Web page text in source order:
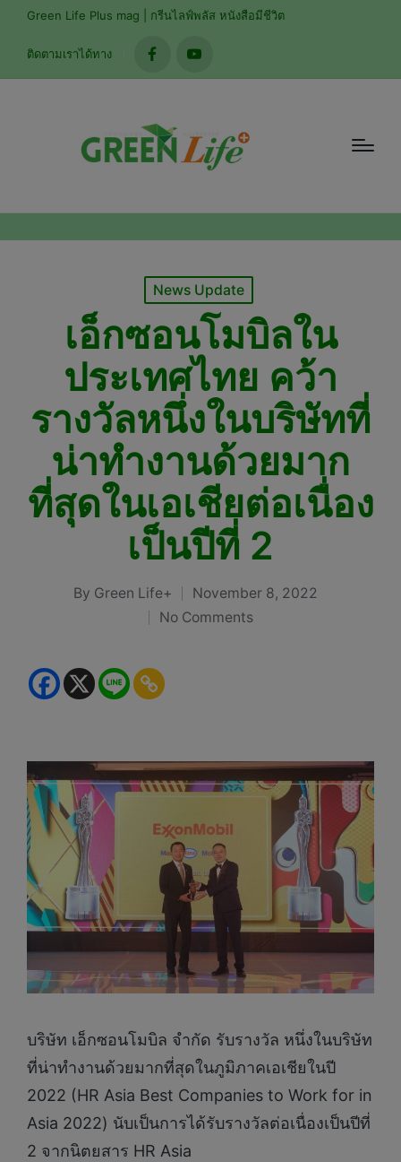
Green Life Plus mag | กรีนไลฟ์พลัส หนังสือมีชีวิต
ติดตามเราได้ทาง
facebookyoutube
Posted
News Update
เอ็กซอนโมบิลใน
ประเทศไทย คว้า
รางวัลหนึ่งในบริษัทที่
น่าทำงานด้วยมาก
ที่สุดในเอเชียต่อเนื่อง
เป็นปีที่ 2
Posted
By Green Life+
November 8, 2022
No Comments
บริษัท เอ็กซอนโมบิล จำกัด รับรางวัล หนึ่งในบริษัท
ที่น่าทำงานด้วยมากที่สุดในภูมิภาคเอเชียในปี
2022 (HR Asia Best Companies to Work for in
Asia 2022) นับเป็นการได้รับรางวัลต่อเนื่องเป็นปีที่
2 จากนิตยสาร HR Asia
modal-check